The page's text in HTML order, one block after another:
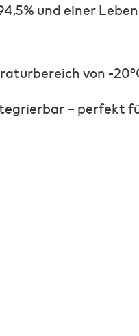
und einer
von -
– perfekt